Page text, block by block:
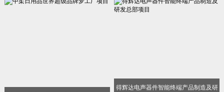
得辉达电声器件智能终端产品制造及研